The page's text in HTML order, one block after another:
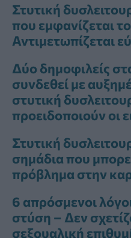
Στυτική
που εμφανίζεται
Αντιμετωπίζεται
Δύο δημοφιλείς
συνδεθεί με
στυτική
προειδοποιούν οι
Στυτική
σημάδια που
πρόβλημα στην
6 απρόσμενοι
στύση – Δεν
σεξουαλική